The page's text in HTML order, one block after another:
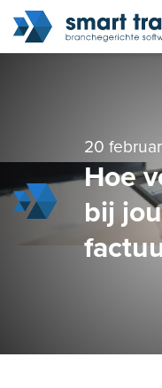
20
Hoe
bij